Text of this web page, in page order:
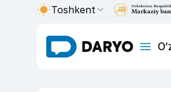
Toshkent